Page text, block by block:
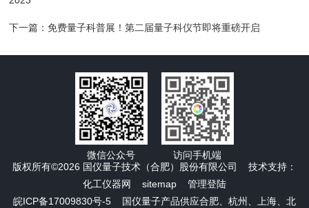
下一篇：免费量子科普展！第二届量子科仪节即将重磅开启
版权所有©2026 国仪量子技术（合肥）股份有限公司 技术支持：
化工仪器网
sitemap
管理登陆
皖ICP备17009830号-5国仪量子产品供应合肥、杭州、上海、北
微信公众号 访问手机端